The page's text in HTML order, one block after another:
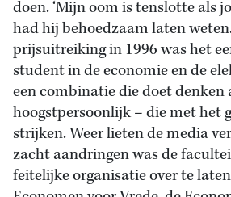
doen. ‘Mijn oom is tenslotte als
had hij behoedzaam laten
prijsuitreiking in 1996 was het
student in de economie en de
een combinatie die doet denken
hoogstpersoonlijk – die met het
strijken. Weer lieten de media
zacht aandringen was de
feitelijke organisatie over te